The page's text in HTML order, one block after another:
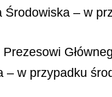
– w
w przypadku